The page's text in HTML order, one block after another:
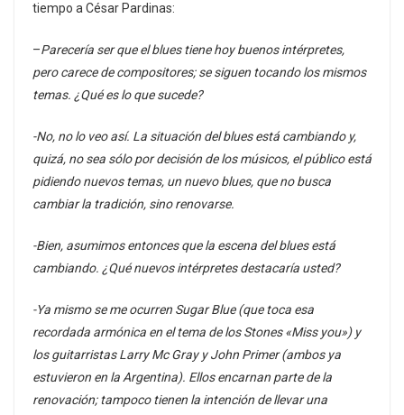
tiempo a César Pardinas:
–Parecería ser que el blues tiene hoy buenos intérpretes,
pero carece de compositores; se siguen tocando los mismos
temas. ¿Qué es lo que sucede?
-No, no lo veo así. La situación del blues está cambiando y,
quizá, no sea sólo por decisión de los músicos, el público está
pidiendo nuevos temas, un nuevo blues, que no busca
cambiar la tradición, sino renovarse.
-Bien, asumimos entonces que la escena del blues está
cambiando. ¿Qué nuevos intérpretes destacaría usted?
-Ya mismo se me ocurren Sugar Blue (que toca esa
recordada armónica en el tema de los Stones «Miss you») y
los guitarristas Larry Mc Gray y John Primer (ambos ya
estuvieron en la Argentina). Ellos encarnan parte de la
renovación; tampoco tienen la intención de llevar una